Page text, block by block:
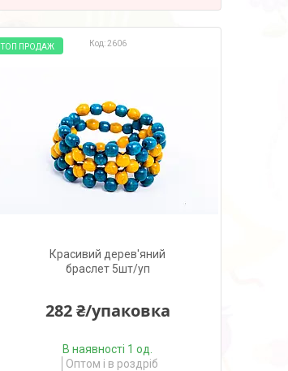
2606
ТОП ПРОДАЖ
Красивий дерев'яний
браслет 5шт/уп
282 ₴/упаковка
В наявності 1 од.
Оптом і в роздріб